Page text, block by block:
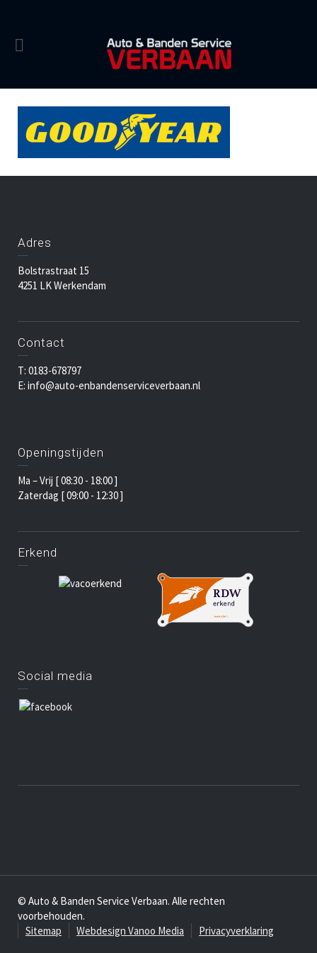
Adres
Bolstrastraat 15
4251 LK Werkendam
Contact
T: 0183-678797
E: info@auto-enbandenserviceverbaan.nl
Openingstijden
Ma – Vrij [ 08:30 - 18:00 ]
Zaterdag [ 09:00 - 12:30 ]
Erkend
Social media
© Auto & Banden Service Verbaan. Alle rechten
voorbehouden.
Sitemap
Webdesign Vanoo Media Privacyverklaring